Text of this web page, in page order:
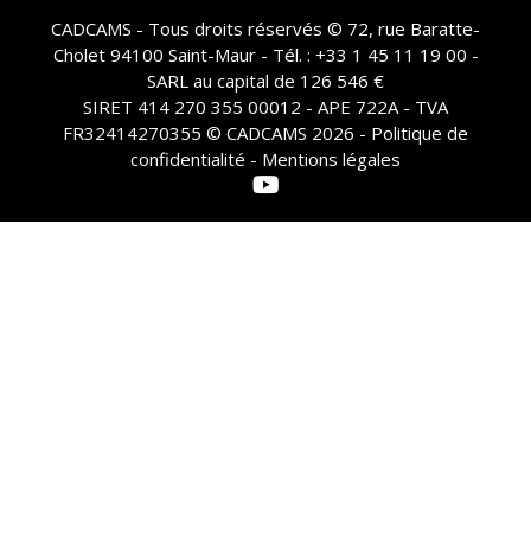
CADCAMS - Tous droits réservés © 72, rue Baratte-
Cholet 94100 Saint-Maur - Tél. : +33 1 45 11 19 00 -
SARL au capital de 126 546 €
SIRET 414 270 355 00012 - APE 722A - TVA
FR32414270355 © CADCAMS 2026 - Politique de
confidentialité - Mentions légales